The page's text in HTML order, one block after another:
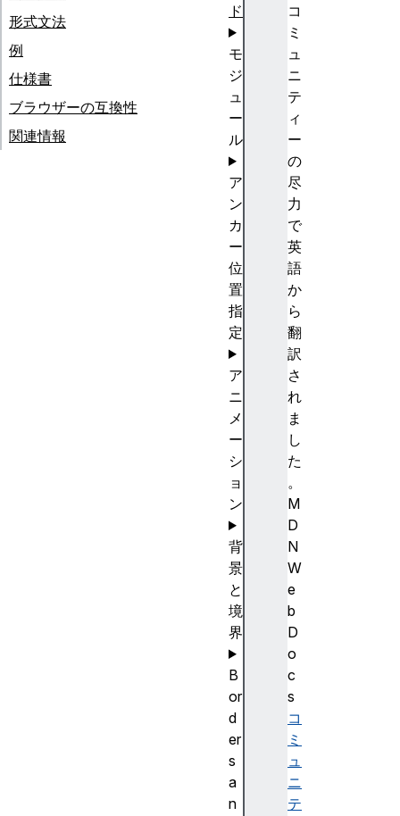
コ
ミ
ュ
ニ
テ
ィ
ー
の
尽
力
で
英
語
か
ら
翻
訳
さ
れ
ま
し
た
。
M
D
N
W
e
b
D
o
c
s
コ
ミ
ュ
ニ
テ
形式文法
例
仕様書
ブラウザーの互換性
関連情報
ド
モ
ジ
ュ
ー
ル
ア
ン
カ
ー
位
置
指
定
ア
ニ
メ
ー
シ
ョ
ン
背
景
と
境
界
B
or
d
er
s
a
n